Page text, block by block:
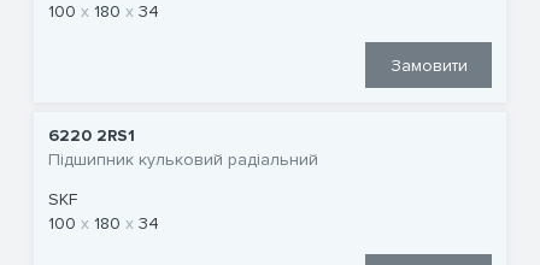
100
180 34
Замовити
6220 2RS1
Підшипник кульковий радіальний
SKF
100
180 34